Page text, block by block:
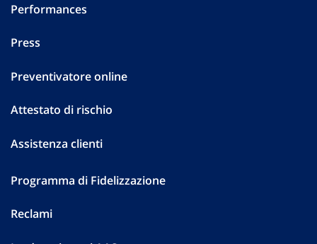
Performances
Press
Preventivatore online
Attestato di rischio
Assistenza clienti
Programma di Fidelizzazione
Reclami